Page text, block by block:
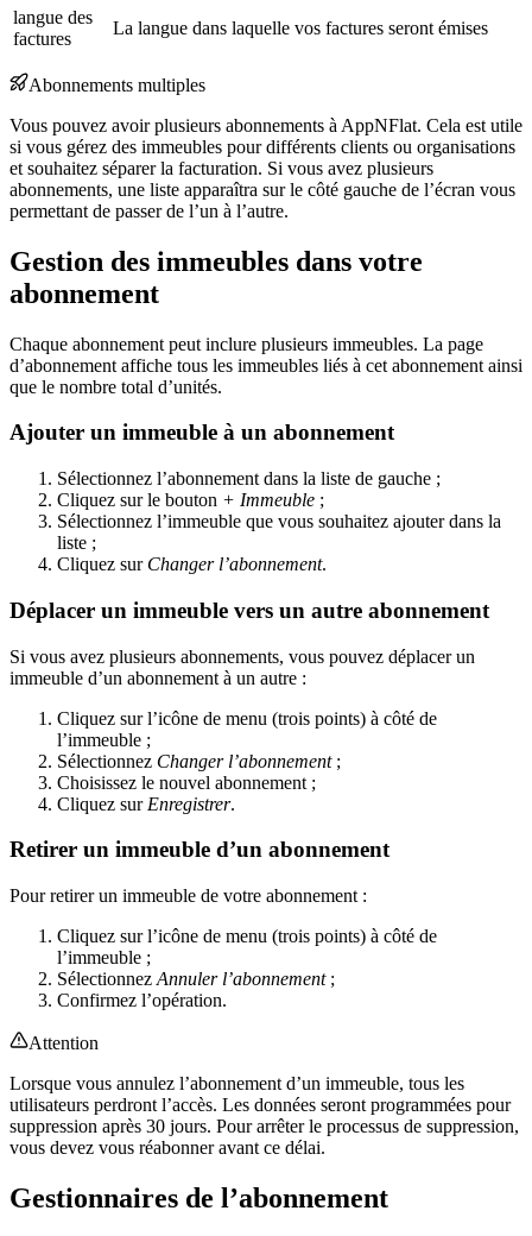
langue des
factures
La langue dans laquelle vos factures seront émises
Abonnements multiples
Vous pouvez avoir plusieurs abonnements à AppNFlat. Cela est utile
si vous gérez des immeubles pour différents clients ou organisations
et souhaitez séparer la facturation. Si vous avez plusieurs
abonnements, une liste apparaîtra sur le côté gauche de l’écran vous
permettant de passer de l’un à l’autre.
Gestion des immeubles dans votre
abonnement
Chaque abonnement peut inclure plusieurs immeubles. La page
d’abonnement affiche tous les immeubles liés à cet abonnement ainsi
que le nombre total d’unités.
Ajouter un immeuble à un abonnement
Sélectionnez l’abonnement dans la liste de gauche ;
Cliquez sur le bouton + Immeuble ;
Sélectionnez l’immeuble que vous souhaitez ajouter dans la
liste ;
Cliquez sur Changer l’abonnement.
Déplacer un immeuble vers un autre abonnement
Si vous avez plusieurs abonnements, vous pouvez déplacer un
immeuble d’un abonnement à un autre :
Cliquez sur l’icône de menu (trois points) à côté de
l’immeuble ;
Sélectionnez Changer l’abonnement;
Choisissez le nouvel abonnement ;
Cliquez sur Enregistrer.
Retirer un immeuble d’un abonnement
Pour retirer un immeuble de votre abonnement :
Cliquez sur l’icône de menu (trois points) à côté de
l’immeuble ;
Sélectionnez Annuler l’abonnement;
Confirmez l’opération.
Attention
Lorsque vous annulez l’abonnement d’un immeuble, tous les
utilisateurs perdront l’accès. Les données seront programmées pour
suppression après 30 jours. Pour arrêter le processus de suppression,
vous devez vous réabonner avant ce délai.
Gestionnaires de l’abonnement